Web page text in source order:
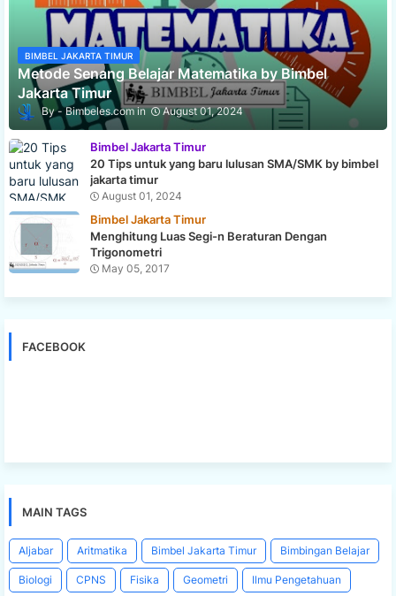
BIMBEL JAKARTA TIMUR
Metode Senang Belajar Matematika by Bimbel
Jakarta Timur
Bimbeles.com August 01, 2024
Bimbel Jakarta Timur
20 Tips untuk yang baru lulusan SMA/SMK by bimbel
jakarta timur
August 01, 2024
Bimbel Jakarta Timur
Menghitung Luas Segi-n Beraturan Dengan
Trigonometri
May 05, 2017
FACEBOOK
MAIN TAGS
Aljabar Aritmatika Bimbel Jakarta Timur Bimbingan Belajar
Biologi CPNS Fisika Geometri Ilmu Pengetahuan